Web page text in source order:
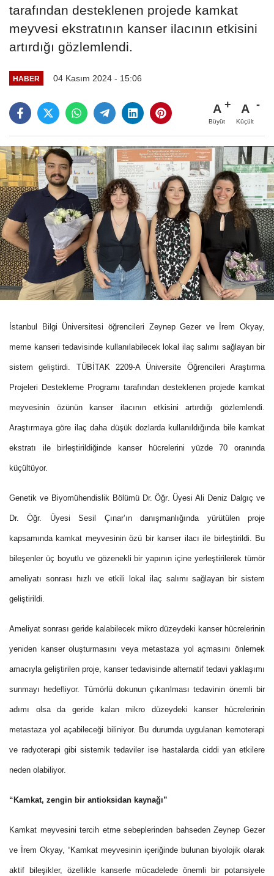
tarafından desteklenen projede kamkat
meyvesi ekstratının kanser ilacının etkisini
artırdığı gözlemlendi.
HABER 04 Kasım 2024 - 15:06
A
Büyüt
A
Küçült
İstanbul Bilgi Üniversitesi öğrencileri Zeynep Gezer ve İrem Okyay,
meme kanseri tedavisinde kullanılabilecek lokal ilaç salımı sağlayan bir
sistem geliştirdi. TÜBİTAK 2209-A Üniversite Öğrencileri Araştırma
Projeleri Destekleme Programı tarafından desteklenen projede kamkat
meyvesinin özünün kanser ilacının etkisini artırdığı gözlemlendi.
Araştırmaya göre ilaç daha düşük dozlarda kullanıldığında bile kamkat
ekstratı ile birleştirildiğinde kanser hücrelerini yüzde 70 oranında
küçültüyor.
Genetik ve Biyomühendislik Bölümü Dr. Öğr. Üyesi Ali Deniz Dalgıç ve
Dr. Öğr. Üyesi Sesil Çınar’ın danışmanlığında yürütülen proje
kapsamında kamkat meyvesinin özü bir kanser ilacı ile birleştirildi. Bu
bileşenler üç boyutlu ve gözenekli bir yapının içine yerleştirilerektümör
ameliyatı sonrası hızlı ve etkili lokal ilaç salımı sağlayan bir sistem
geliştirildi.
Ameliyat sonrası geride kalabilecek mikro düzeydeki kanser hücrelerinin
yeniden kanser oluşturmasını veya metastaza yol açmasını önlemek
amacıyla geliştirilen proje, kanser tedavisinde alternatif tedavi yaklaşımı
sunmayı hedefliyor. Tümörlü dokunun çıkarılması tedavinin önemli bir
adımı olsa da geride kalan mikro düzeydeki kanser hücrelerinin
metastaza yol açabileceği biliniyor. Bu durumda uygulanan kemoterapi
ve radyoterapi gibi sistemik tedaviler ise hastalarda ciddi yan etkilere
neden olabiliyor.
“Kamkat, zengin bir antioksidan kaynağı”
Kamkat meyvesini tercih etme sebeplerinden bahseden Zeynep Gezer
ve İrem Okyay, “Kamkat meyvesinin içeriğinde bulunan biyolojik olarak
aktif bileşikler, özellikle kanserle mücadelede önemli bir potansiyele